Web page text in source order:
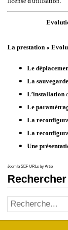
La prestation «
Le
La
L’installation
Le
La
La
Une
Joomla SEF URLs by Artio